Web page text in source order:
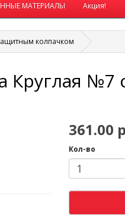
МАТЕРИАЛЫ Акция!
колпачком
Круглая
361.00
Кол-во